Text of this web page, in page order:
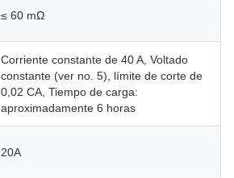
≤ 60 mΩ
Corriente constante de 40 A, Voltado
constante (ver no. 5), límite de corte de
0,02 CA, Tiempo de carga:
aproximadamente 6 horas
20A